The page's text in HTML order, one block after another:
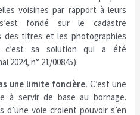
voisines par rapport à leurs
fondé sur le cadastre
des titres et les photographies
c’est sa solution qui a été
2024, n° 21/00845).
une limite foncière. C’est une
à servir de base au bornage.
d’une voie croient pouvoir s’en